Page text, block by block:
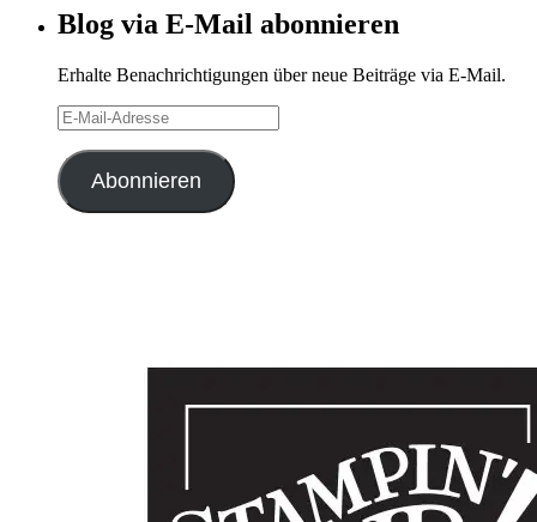
Blog via E-Mail abonnieren
Erhalte Benachrichtigungen über neue Beiträge via E-Mail.
E-
Mail-
Adresse
Abonnieren